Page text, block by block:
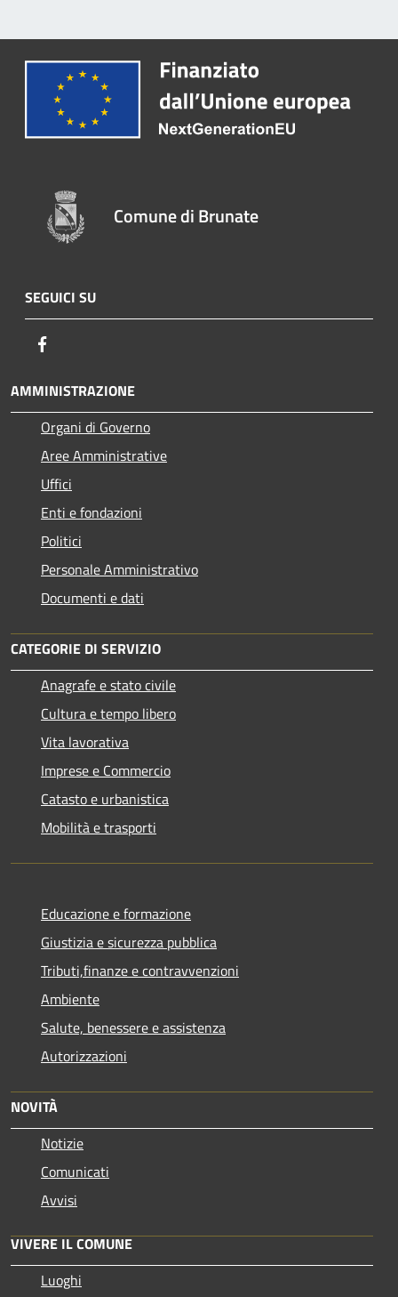
Comune di Brunate
SEGUICI SU
AMMINISTRAZIONE
Organi di Governo
Aree Amministrative
Uffici
Enti e fondazioni
Politici
Personale Amministrativo
Documenti e dati
CATEGORIE DI SERVIZIO
Anagrafe e stato civile
Cultura e tempo libero
Vita lavorativa
Imprese e Commercio
Catasto e urbanistica
Mobilità e trasporti
Educazione e formazione
Giustizia e sicurezza pubblica
Tributi,finanze e contravvenzioni
Ambiente
Salute, benessere e assistenza
Autorizzazioni
NOVITÀ
Notizie
Comunicati
Avvisi
VIVERE IL COMUNE
Luoghi